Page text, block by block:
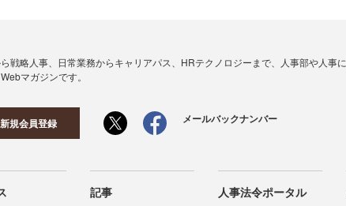
戦略人事、日常業務からキャリアパス、HRテクノロジーまで、人事部や人
マガジンです。
新規会員登録 メールバックナンバー
記事 人事法令ポータル